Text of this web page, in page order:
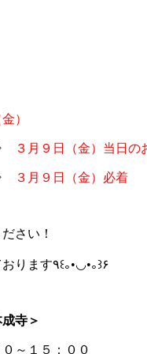
）
３月９日（金）当日の
３月９日（金）必着
さい！
皆さんのお申し込みをお待ち致しております٩꒰｡•◡•｡꒱۶
寺＞
～１５：００